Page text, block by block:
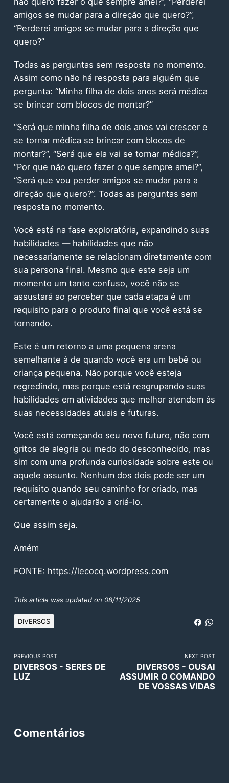
amigos se mudar para a direção que quero?”,
“Perderei amigos se mudar para a direção que
quero?”
Todas as perguntas sem resposta no momento.
Assim como não há resposta para alguém que
pergunta: “Minha filha de dois anos será médica
se brincar com blocos de montar?”
“Será que minha filha de dois anos vai crescer e
se tornar médica se brincar com blocos de
montar?”, “Será que ela vai se tornar médica?”,
“Por que não quero fazer o que sempre amei?”,
“Será que vou perder amigos se mudar para a
direção que quero?”. Todas as perguntas sem
resposta no momento.
Você está na fase exploratória, expandindo suas
habilidades — habilidades que não
necessariamente se relacionam diretamente com
sua persona final. Mesmo que este seja um
momento um tanto confuso, você não se
assustará ao perceber que cada etapa é um
requisito para o produto final que você está se
tornando.
Este é um retorno a uma pequena arena
semelhante à de quando você era um bebê ou
criança pequena. Não porque você esteja
regredindo, mas porque está reagrupando suas
habilidades em atividades que melhor atendem às
suas necessidades atuais e futuras.
Você está começando seu novo futuro, não com
gritos de alegria ou medo do desconhecido, mas
sim com uma profunda curiosidade sobre este ou
aquele assunto. Nenhum dos dois pode ser um
requisito quando seu caminho for criado, mas
certamente o ajudarão a criá-lo.
Que assim seja.
Amém
FONTE: https://lecocq.wordpress.com
This article was updated on 08/11/2025
DIVERSOS
PREVIOUS POST
DIVERSOS - SERES DE
LUZ
NEXT POST
DIVERSOS - OUSAI
ASSUMIR O COMANDO
DE VOSSAS VIDAS
Comentários